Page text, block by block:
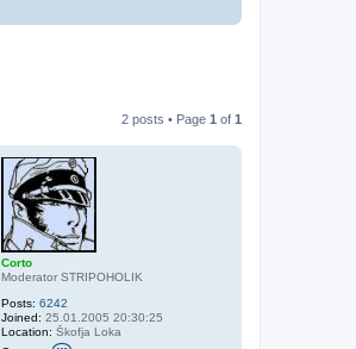
2 posts • Page 1 of 1
Corto
Moderator STRIPOHOLIK
Posts: 6242
Joined: 25.01.2005 20:30:25
Location: Škofja Loka